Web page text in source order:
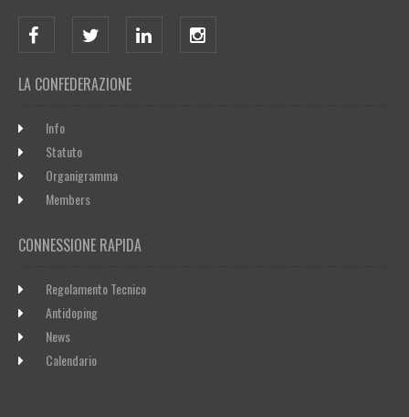
LA CONFEDERAZIONE
Info
Statuto
Organigramma
Members
CONNESSIONE RAPIDA
Regolamento Tecnico
Antidoping
News
Calendario